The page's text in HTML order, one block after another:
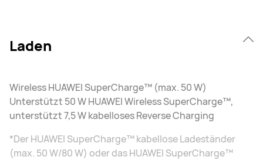
Laden
Wireless HUAWEI SuperCharge™ (max. 50 W)
Unterstützt 50 W HUAWEI Wireless SuperCharge™,
unterstützt 7,5 W kabelloses Reverse Charging
*Der HUAWEI SuperCharge™ kabellose Ladeständer
(max. 50 W/80 W) oder das HUAWEI SuperCharge™